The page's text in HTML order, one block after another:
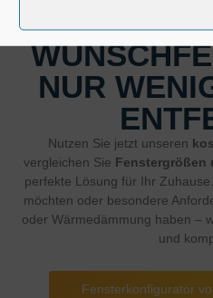
JETZT
NUR
Nutzen Sie jetzt unseren
vergleichen Sie Fenstergrößen
perfekte Lösung für Ihr
möchten oder besondere
oder Wärmedämmung haben –
und
Fensterkonfigurator